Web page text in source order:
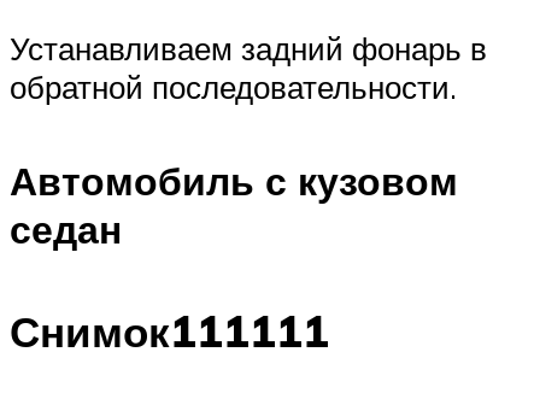
Устанавливаем задний фонарь в
обратной последовательности.
Автомобиль с кузовом
седан
Снимок111111